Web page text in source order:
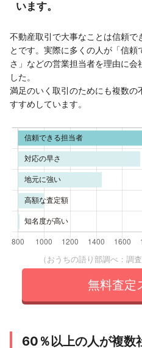
います。
不動産取引で大事なことは信頼で
とです。実際に多くの人が「信
さ」などの営業担当者を理由に会
した。
満足のいく取引のためにも複数の
すすめしています。
（おうちの語り部調べ：調
無料査定
60％以上の人が複数